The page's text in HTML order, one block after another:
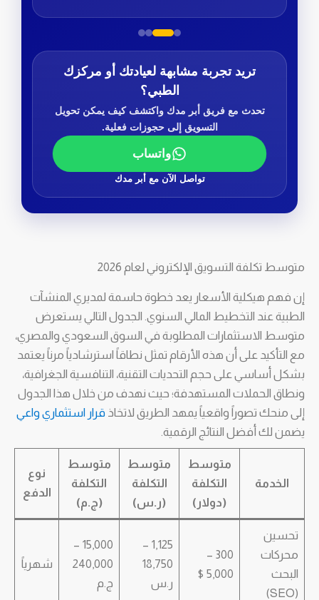
تريد تجربة مشابهة لعيادتك أو مركزك
الطبي؟
تحدث مع فريق أبر مدك واكتشف كيف يمكن تحويل
التسويق إلى حجوزات فعلية.
واتساب
تواصل الآن مع أبر مدك
متوسط تكلفة التسويق الإلكتروني لعام 2026
إن فهم هيكلية الأسعار يعد خطوة حاسمة لمديري المنشآت
الطبية عند التخطيط المالي السنوي. الجدول التالي يستعرض
متوسط الاستثمارات المطلوبة في السوق السعودي والمصري،
مع التأكيد على أن هذه الأرقام تمثل نطاقاً استرشادياً مرناً يعتمد
بشكل أساسي على حجم التحديات التقنية، التنافسية الجغرافية،
ونطاق الحملات المستهدفة؛ حيث نهدف من خلال هذا الجدول
إلى منحك تصوراً واقعياً يمهد الطريق لاتخاذ قرار استثماري واعي
يضمن لك أفضل النتائج الرقمية.
الخدمة
متوسط
التكلفة
(دولار)
متوسط
التكلفة
(ر.س)
متوسط
التكلفة
(ج.م)
نوع
الدفع
تحسين
محركات
البحث
(SEO)
300 –
5,000 $
1,125 –
18,750
ر.س
15,000 –
240,000
ج.م
شهرياً